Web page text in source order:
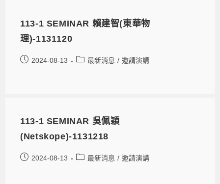
113-1 SEMINAR 賴建智(東華物
理)-1131120
2024-08-13 最新消息 / 邀請演講
113-1 SEMINAR 吳佩穎
(Netskope)-1131218
2024-08-13 最新消息 / 邀請演講